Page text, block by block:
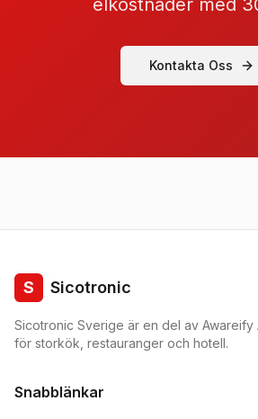
elkostnader med
Kontakta Oss
S Sicotronic
Sicotronic Sverige är en del av Awareify
för storkök, restauranger och hotell.
Snabblänkar